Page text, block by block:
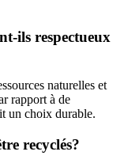
ils respectueux
naturelles et
rapport à de
un choix durable.
recyclés?